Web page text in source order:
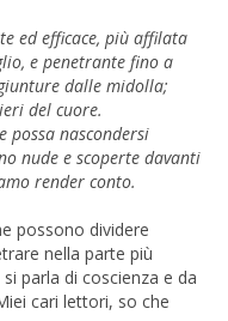
ed efficace, più affilata
e penetrante fino a
dalle midolla;
del cuore.
possa nascondersi
nude e scoperte davanti
render conto.
possono dividere
nella parte più
parla di coscienza e da
cari lettori, so che